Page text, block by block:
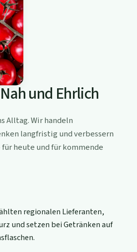
und Ehrlich
Alltag. Wir handeln
langfristig und verbessern
heute und für kommende
regionalen Lieferanten,
und setzen bei Getränken auf